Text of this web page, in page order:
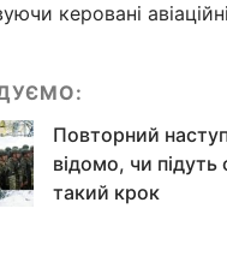
керовані
Повторний
відомо, чи підуть
такий крок